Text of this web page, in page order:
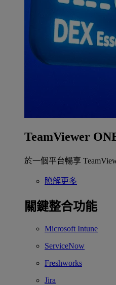
TeamViewer
於一個平台暢享
瞭解更多
關鍵整合功能
Microsoft Intune
ServiceNow
Freshworks
Jira